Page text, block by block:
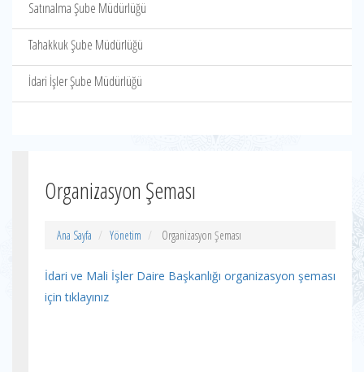
Satınalma Şube Müdürlüğü
Tahakkuk Şube Müdürlüğü
İdari İşler Şube Müdürlüğü
Organizasyon Şeması
Ana Sayfa Yönetim Organizasyon Şeması
İdari ve Mali İşler Daire Başkanlığı organizasyon şeması
için tıklayınız